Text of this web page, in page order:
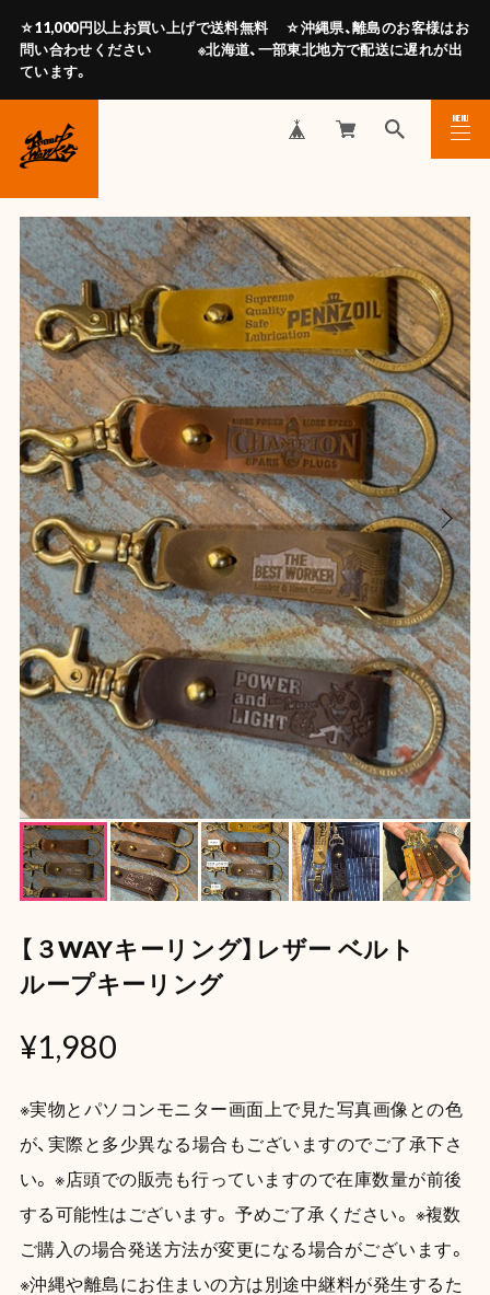
☆11,000円以上お買い上げで送料無料 ☆沖縄県、離島のお客様はお
問い合わせください ※北海道、一部東北地方で配送に遅れが出
ています。
MENU
CLOSE
【３WAYキーリング】レザー ベルト
ループキーリング
¥1,980
※実物とパソコンモニター画面上で見た写真画像との色
が、実際と多少異なる場合もございますのでご了承下さ
い。 ※店頭での販売も行っていますので在庫数量が前後
する可能性はございます。 予めご了承ください。 ※複数
ご購入の場合発送方法が変更になる場合がございます。
※沖縄や離島にお住まいの方は別途中継料が発生するた